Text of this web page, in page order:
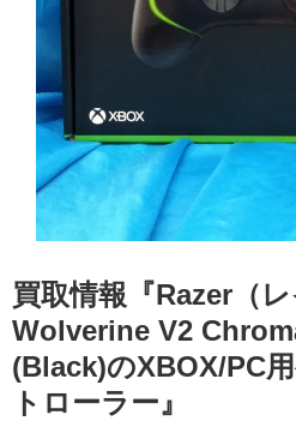
買取情報『Razer（レ
Wolverine ​V2
(Black)のXBOX/PC
トローラー』